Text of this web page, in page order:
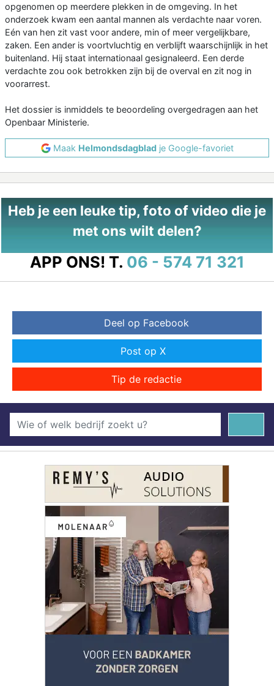
opgenomen op meerdere plekken in de omgeving. In het
onderzoek kwam een aantal mannen als verdachte naar voren.
Eén van hen zit vast voor andere, min of meer vergelijkbare,
zaken. Een ander is voortvluchtig en verblijft waarschijnlijk in het
buitenland. Hij staat internationaal gesignaleerd. Een derde
verdachte zou ook betrokken zijn bij de overval en zit nog in
voorarrest.
Het dossier is inmiddels te beoordeling overgedragen aan het
Openbaar Ministerie.
Maak Helmondsdagbladje Google-favoriet
Heb je een leuke tip, foto of video die je
met ons wilt delen?
APP ONS! T. 06 - 574 71 321
Deel op Facebook
Post op X
Tip de redactie